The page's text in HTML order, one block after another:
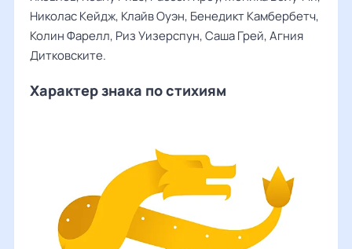
Николас Кейдж, Клайв Оуэн, Бенедикт Камбербетч,
Колин Фарелл, Риз Уизерспун, Саша Грей, Агния
Дитковските.
Характер знака по стихиям